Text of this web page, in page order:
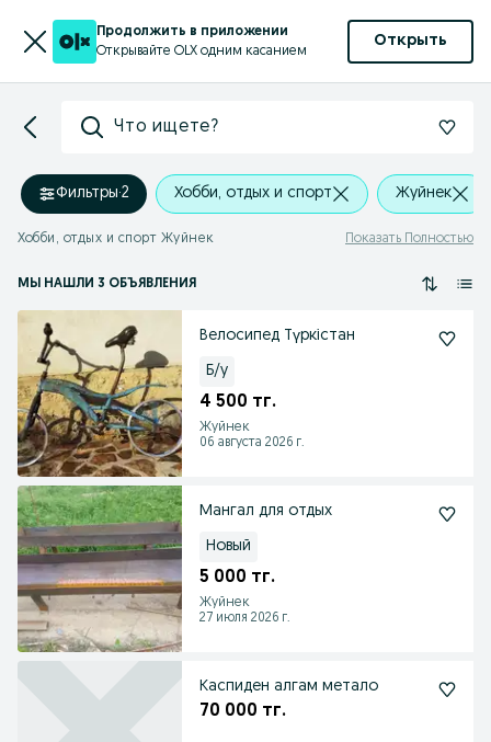
Продолжить в приложении
Открывайте OLX одним касанием
Открыть
Что ищете?
Фильтры·2 Хобби, отдых и спорт Жуйнек
Хобби, отдых и спорт Жуйнек Показать Полностью
МЫ НАШЛИ 3 ОБЪЯВЛЕНИЯ
Велосипед Түркістан
Б/у
4 500 тг.
Жуйнек
06 августа 2026 г.
Мангал для отдых
Новый
5 000 тг.
Жуйнек
27 июля 2026 г.
Каспиден алгам метало
70 000 тг.